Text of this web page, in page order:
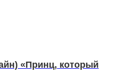
«Принц, который